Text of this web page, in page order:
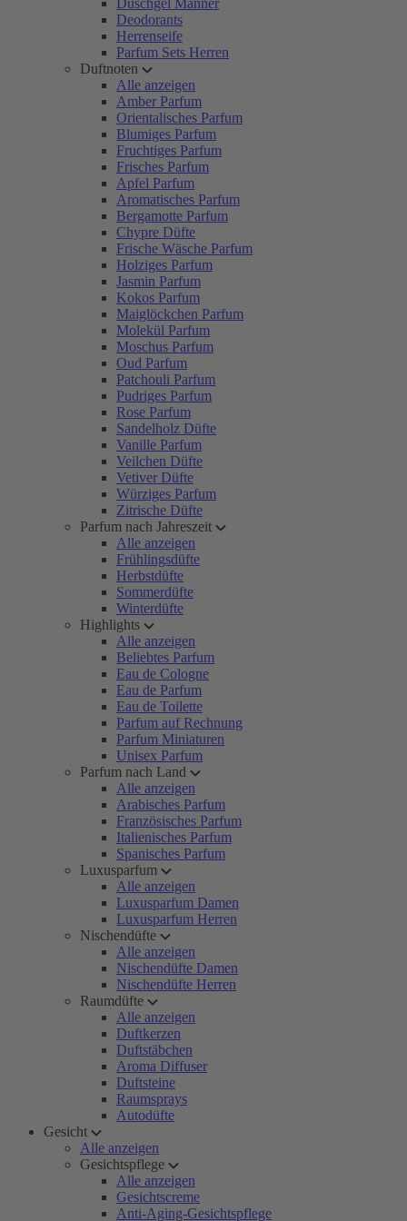
Duschgel Männer
Deodorants
Herrenseife
Parfum Sets Herren
Duftnoten
Alle anzeigen
Amber Parfum
Orientalisches Parfum
Blumiges Parfum
Fruchtiges Parfum
Frisches Parfum
Apfel Parfum
Aromatisches Parfum
Bergamotte Parfum
Chypre Düfte
Frische Wäsche Parfum
Holziges Parfum
Jasmin Parfum
Kokos Parfum
Maiglöckchen Parfum
Molekül Parfum
Moschus Parfum
Oud Parfum
Patchouli Parfum
Pudriges Parfum
Rose Parfum
Sandelholz Düfte
Vanille Parfum
Veilchen Düfte
Vetiver Düfte
Würziges Parfum
Zitrische Düfte
Parfum nach Jahreszeit
Alle anzeigen
Frühlingsdüfte
Herbstdüfte
Sommerdüfte
Winterdüfte
Highlights
Alle anzeigen
Beliebtes Parfum
Eau de Cologne
Eau de Parfum
Eau de Toilette
Parfum auf Rechnung
Parfum Miniaturen
Unisex Parfum
Parfum nach Land
Alle anzeigen
Arabisches Parfum
Französisches Parfum
Italienisches Parfum
Spanisches Parfum
Luxusparfum
Alle anzeigen
Luxusparfum Damen
Luxusparfum Herren
Nischendüfte
Alle anzeigen
Nischendüfte Damen
Nischendüfte Herren
Raumdüfte
Alle anzeigen
Duftkerzen
Duftstäbchen
Aroma Diffuser
Duftsteine
Raumsprays
Autodüfte
Gesicht
Alle anzeigen
Gesichtspflege
Alle anzeigen
Gesichtscreme
Anti-Aging-Gesichtspflege